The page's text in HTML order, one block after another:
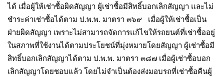
ได้ เมื่อผู้ให้เช่าซื้อผิดสัญญา ผู้เช่าซื้อมีสิทธิ์บอกเลิกสัญญา และไม่
ชำระค่าเช่าซื้อได้ตาม ป.พ.พ. มาตรา ๓๖๙ เมื่อผู้ให้เช่าซื้อเป็น
ฝ่ายผิดสัญญา เพราะไม่สามารถจัดการแก้ไขให้รถยนต์ที่เช่าซื้ออยู่
ในสภาพที่ใช้งานได้ตามประโยชน์ที่มุ่งหมายโดยสัญญา ผู้เช่าซื้อมี
สิทธิ์บอกเลิกสัญญาได้ตาม ป.พ.พ. มาตรา ๓๘๗ เมื่อผู้เช่าซื้อบอก
เลิกสัญญาโดยชอบแล้ว โดยไม่จำเป็นต้องส่งมอบรถที่เช่าซื้อคืนผู้